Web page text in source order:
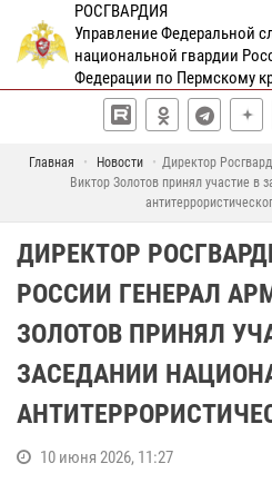
РОСГВАРДИЯ
Управление Федеральной
национальной гвардии
Федерации по Пермскому
Главная Новости
Директор
Виктор Золотов принял участие в
ДИРЕКТОР
РОССИИ ГЕНЕРАЛ
ЗОЛОТОВ ПРИНЯЛ
ЗАСЕДАНИИ
10 июня 2026, 11:27